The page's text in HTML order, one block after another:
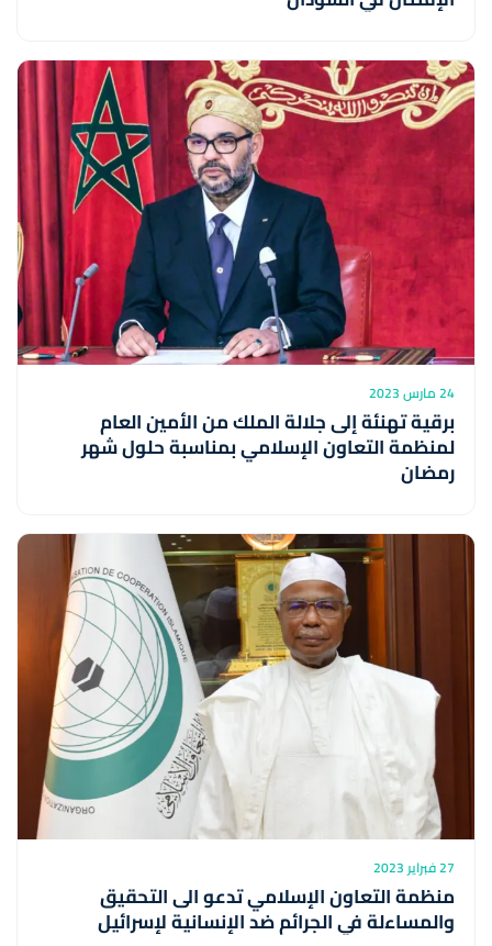
24 مارس 2023
برقية تهنئة إلى جلالة الملك من الأمين العام
لمنظمة التعاون الإسلامي بمناسبة حلول شهر
رمضان
27 فبراير 2023
منظمة التعاون الإسلامي تدعو الى التحقيق
والمساءلة في الجرائم ضد الإنسانية لإسرائيل